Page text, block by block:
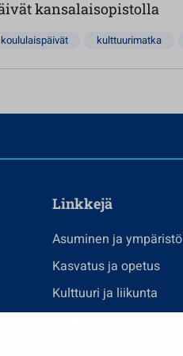
kansalaisopistolla
koululaispäivät kulttuurimatka
Linkkejä
Asuminen ja ympäristö
Kasvatus ja opetus
Kulttuuri ja liikunta